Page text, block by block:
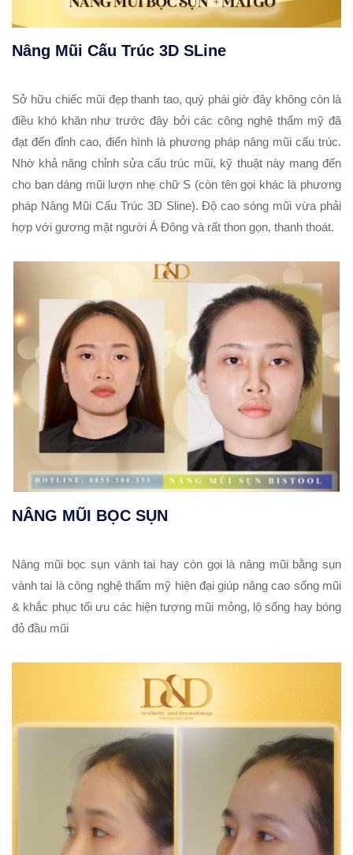
Nâng Mũi Cấu Trúc 3D SLine
Sở hữu chiếc mũi đẹp thanh tao, quý phái giờ đây không còn là
điều khó khăn như trước đây bởi các công nghệ thẩm mỹ đã
đạt đến đỉnh cao, điển hình là phương pháp nâng mũi cấu trúc.
Nhờ khả năng chỉnh sửa cấu trúc mũi, kỹ thuật này mang đến
cho bạn dáng mũi lượn nhẹ chữ S (còn tên gọi khác là phương
pháp Nâng Mũi Cấu Trúc 3D Sline). Độ cao sóng mũi vừa phải
hợp với gương mặt người Á Đông và rất thon gọn, thanh thoát.
NÂNG MŨI BỌC SỤN
Nâng mũi bọc sụn vành tai hay còn gọi là nâng mũi bằng sụn
vành tai là công nghệ thẩm mỹ hiện đại giúp nâng cao sống mũi
& khắc phục tối ưu các hiện tượng mũi mỏng, lộ sống hay bóng
đỏ đầu mũi